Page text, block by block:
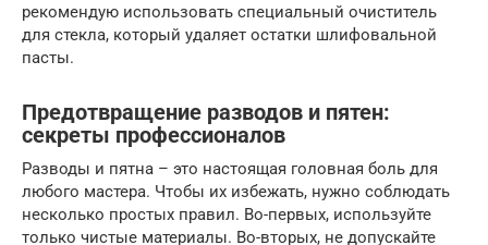
рекомендую использовать специальный очиститель
для стекла, который удаляет остатки шлифовальной
пасты.
Предотвращение разводов и пятен:
секреты профессионалов
Разводы и пятна – это настоящая головная боль для
любого мастера. Чтобы их избежать, нужно соблюдать
несколько простых правил. Во-первых, используйте
только чистые материалы. Во-вторых, не допускайте